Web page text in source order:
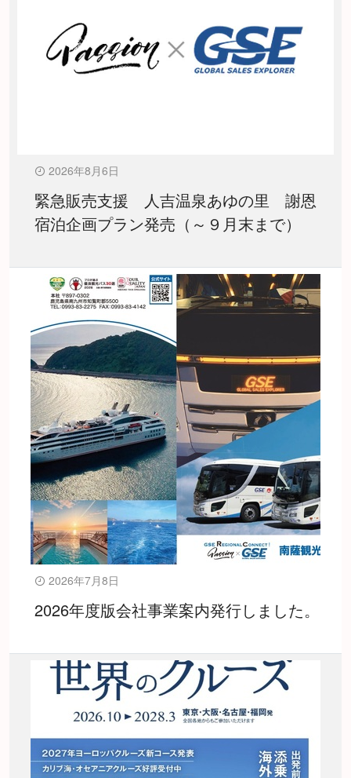
2026年8月6日
緊急販売支援 人吉温泉あゆの里 謝恩
宿泊企画プラン発売（～９月末まで）
2026年7月8日
2026年度版会社事業案内発行しました。